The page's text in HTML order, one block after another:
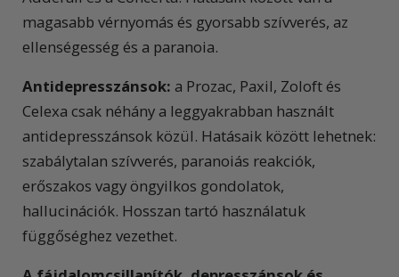
magasabb vérnyomás és gyorsabb szívverés, az
ellenségesség és a paranoia.
Antidepresszánsok: a Prozac, Paxil, Zoloft és
Celexa csak néhány a leggyakrabban használt
antidepresszánsok közül. Hatásaik között lehetnek:
szabálytalan szívverés, paranoiás reakciók,
erőszakos vagy öngyilkos gondolatok,
hallucinációk. Hosszan tartó használatuk
függőséghez vezethet.